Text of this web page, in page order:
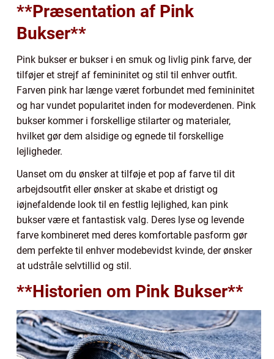
**Præsentation af Pink
Bukser**
Pink bukser er bukser i en smuk og livlig pink farve, der
tilføjer et strejf af femininitet og stil til enhver outfit.
Farven pink har længe været forbundet med femininitet
og har vundet popularitet inden for modeverdenen. Pink
bukser kommer i forskellige stilarter og materialer,
hvilket gør dem alsidige og egnede til forskellige
lejligheder.
Uanset om du ønsker at tilføje et pop af farve til dit
arbejdsoutfit eller ønsker at skabe et dristigt og
iøjnefaldende look til en festlig lejlighed, kan pink
bukser være et fantastisk valg. Deres lyse og levende
farve kombineret med deres komfortable pasform gør
dem perfekte til enhver modebevidst kvinde, der ønsker
at udstråle selvtillid og stil.
**Historien om Pink Bukser**